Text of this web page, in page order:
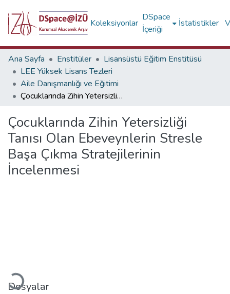
Koleksiyonlar
DSpace
İçeriği
İstatistikler
Ana Sayfa Enstitüler
Lisansüstü Eğitim Enstitüsü
LEE Yüksek Lisans Tezleri
Aile Danışmanlığı ve Eğitimi
Çocuklarında Zihin Yetersizliği Tanısı Olan Ebeveynlerin Stresle Başa Çıkma Stratejilerinin İncelenmesi
Çocuklarında Zihin Yetersizliği
Tanısı Olan Ebeveynlerin Stresle
Başa Çıkma Stratejilerinin
İncelenmesi
Yükleniyor...
Dosyalar